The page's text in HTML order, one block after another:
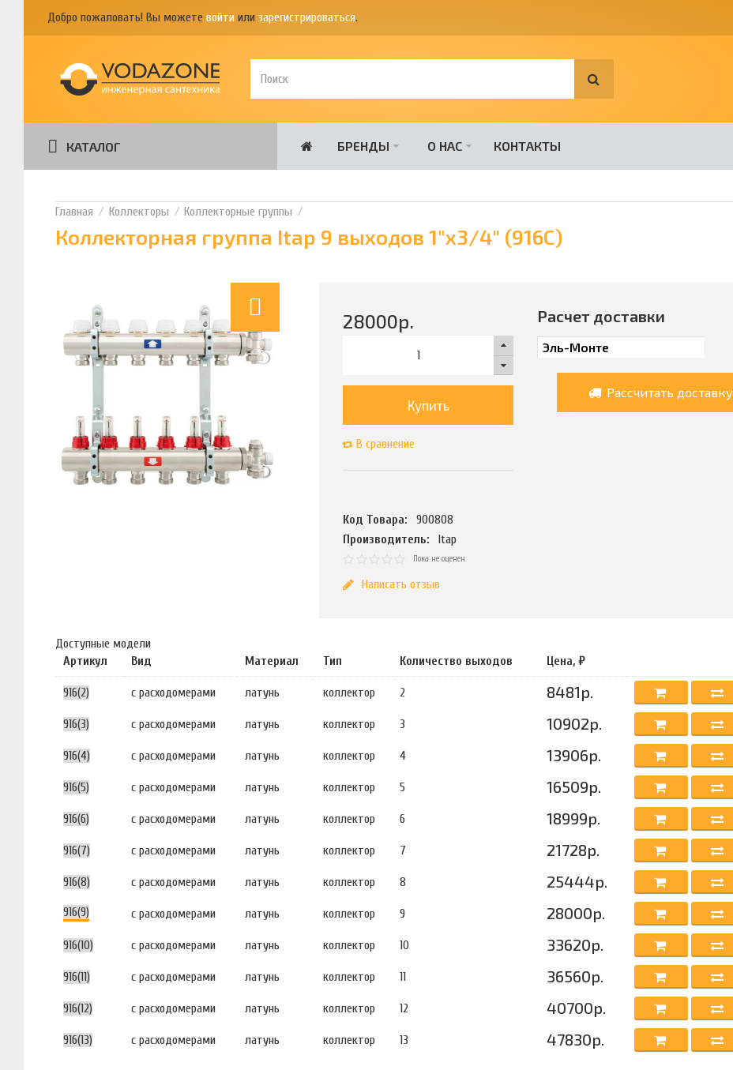
Добро пожаловать! Вы можете войти или зарегистрироваться.
КАТАЛОГ БРЕНДЫ О НАС КОНТАКТЫ
Коллекторы Коллекторные группы
Коллекторная группа Itap 9 выходов 1"х3/4" (916C)
28000р.
Купить
В сравнение
Код Товара:
900808
Производитель:
Itap
Пока не оценен
Написать отзыв
Расчет доставки
Рассчитать доставку
Доступные модели
Артикул
Вид Материал Тип Количество выходов Цена, ₽
916(2) с расходомерами латунь коллектор 2 8481р.
916(3) с расходомерами латунь коллектор 3 10902р.
916(4) с расходомерами латунь коллектор 4 13906р.
916(5) с расходомерами латунь коллектор 5 16509р.
916(6) с расходомерами латунь коллектор 6 18999р.
916(7) с расходомерами латунь коллектор 7 21728р.
916(8) с расходомерами латунь коллектор 8 25444р.
916(9) с расходомерами латунь коллектор 9 28000р.
916(10) с расходомерами латунь коллектор 10 33620р.
916(11) с расходомерами латунь коллектор 11 36560р.
916(12) с расходомерами латунь коллектор 12 40700р.
916(13) с расходомерами латунь коллектор 13 47830р.